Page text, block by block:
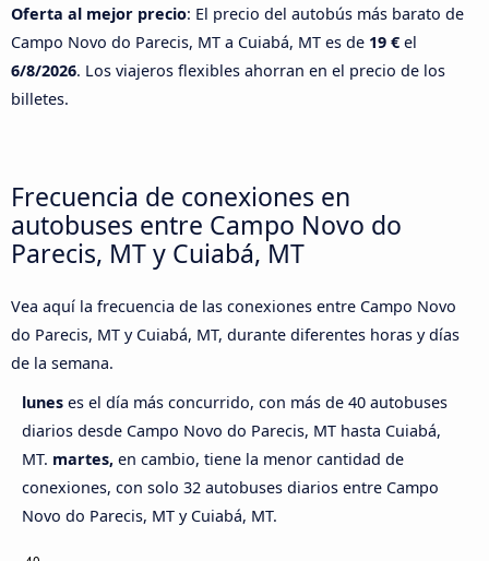
Oferta al mejor precio: El precio del autobús más barato de
Campo Novo do Parecis, MT a Cuiabá, MT es de 19 € el
6/8/2026. Los viajeros flexibles ahorran en el precio de los
billetes.
Frecuencia de conexiones en
autobuses entre Campo Novo do
Parecis, MT y Cuiabá, MT
Vea aquí la frecuencia de las conexiones entre Campo Novo
do Parecis, MT y Cuiabá, MT, durante diferentes horas y días
de la semana.
lunes es el día más concurrido, con más de 40 autobuses
diarios desde Campo Novo do Parecis, MT hasta Cuiabá,
MT. martes, en cambio, tiene la menor cantidad de
conexiones, con solo 32 autobuses diarios entre Campo
Novo do Parecis, MT y Cuiabá, MT.